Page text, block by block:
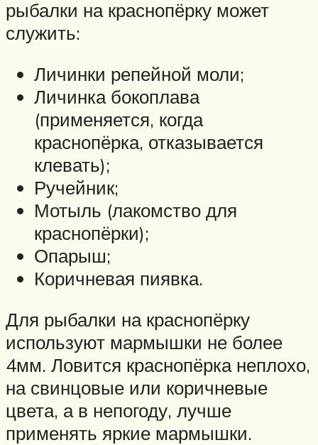
рыбалки на краснопёрку может
служить:
Личинки репейной моли;
Личинка бокоплава
(применяется, когда
краснопёрка, отказывается
клевать);
Ручейник;
Мотыль (лакомство для
краснопёрки);
Опарыш;
Коричневая пиявка.
Для рыбалки на краснопёрку
используют мармышки не более
4мм. Ловится краснопёрка неплохо,
на свинцовые или коричневые
цвета, а в непогоду, лучше
применять яркие мармышки.